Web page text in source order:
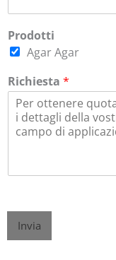
Prodotti
Agar Agar
Richiesta *
Invia